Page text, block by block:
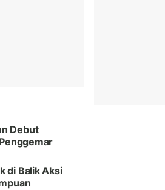
Debut
di Balik Aksi